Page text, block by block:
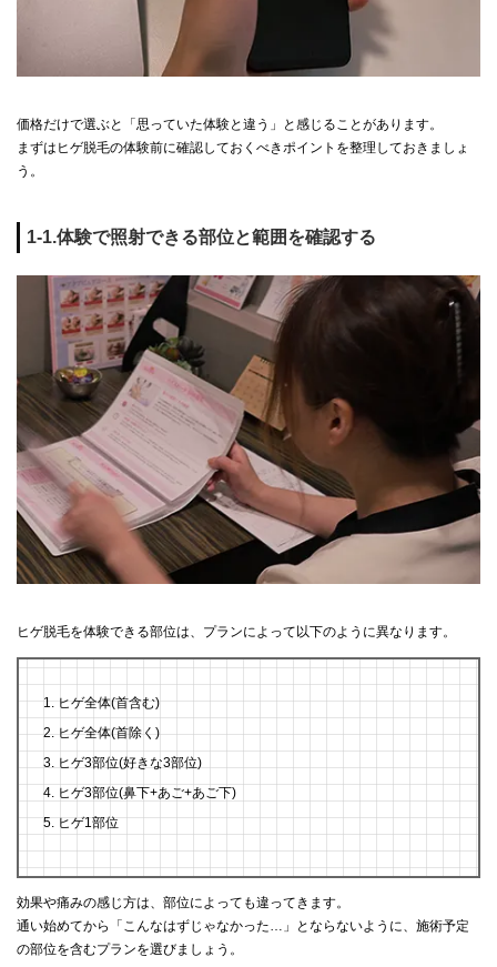
価格だけで選ぶと「思っていた体験と違う」と感じることがあります。
まずはヒゲ脱毛の体験前に確認しておくべきポイントを整理しておきましょ
う。
1-1.体験で照射できる部位と範囲を確認する
ヒゲ脱毛を体験できる部位は、プランによって以下のように異なります。
ヒゲ全体(首含む)
ヒゲ全体(首除く)
ヒゲ3部位(好きな3部位)
ヒゲ3部位(鼻下+あご+あご下)
ヒゲ1部位
効果や痛みの感じ方は、部位によっても違ってきます。
通い始めてから「こんなはずじゃなかった…」とならないように、施術予定
の部位を含むプランを選びましょう。